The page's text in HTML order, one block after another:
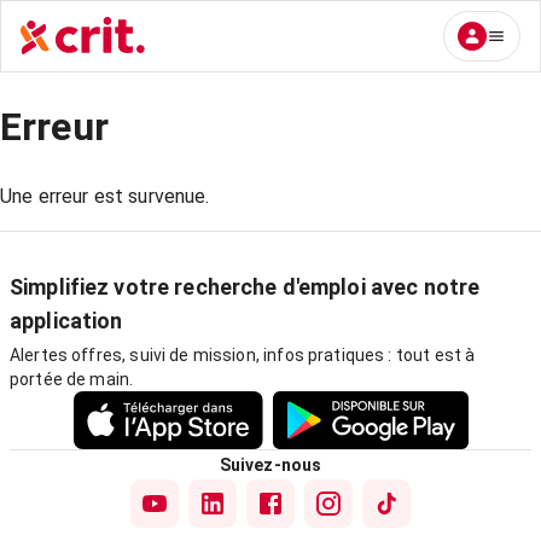
Erreur
Une erreur est survenue.
Simplifiez votre recherche d'emploi avec notre
application
Alertes offres, suivi de mission, infos pratiques : tout est à
portée de main.
Suivez-nous